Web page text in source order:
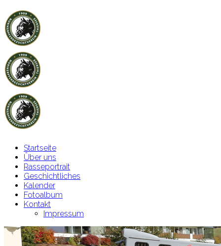
Startseite
Über uns
Rasseportrait
Geschichtliches
Kalender
Fotoalbum
Kontakt
Impressum